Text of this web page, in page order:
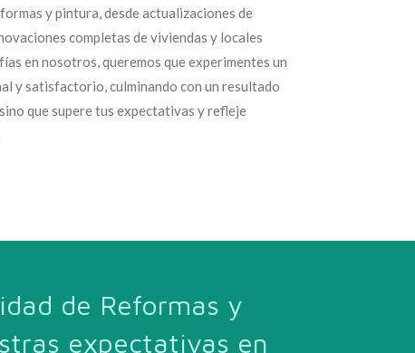
y pintura, desde actualizaciones de
completas de viviendas y locales
en nosotros, queremos que experimentes un
y satisfactorio, culminando con un resultado
que supere tus expectativas y refleje
de Reformas y
expectativas en